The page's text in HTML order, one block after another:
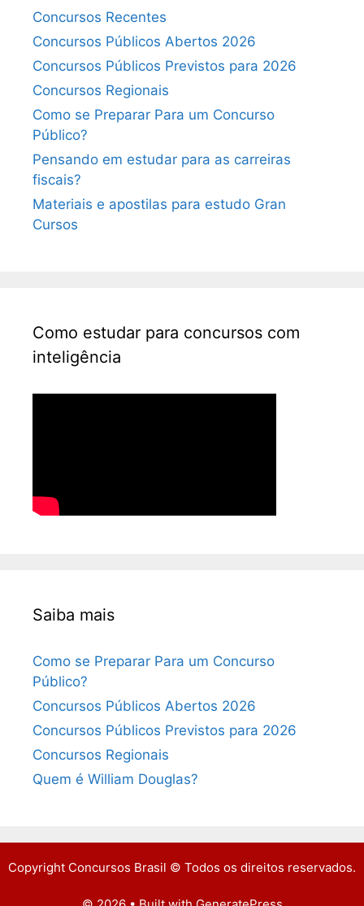
Concursos Recentes
Concursos Públicos Abertos 2026
Concursos Públicos Previstos para 2026
Concursos Regionais
Como se Preparar Para um Concurso
Público?
Pensando em estudar para as carreiras
fiscais?
Materiais e apostilas para estudo Gran
Cursos
Como estudar para concursos com
inteligência
Saiba mais
Como se Preparar Para um Concurso
Público?
Concursos Públicos Abertos 2026
Concursos Públicos Previstos para 2026
Concursos Regionais
Quem é William Douglas?
Copyright Concursos Brasil © Todos os direitos reservados.